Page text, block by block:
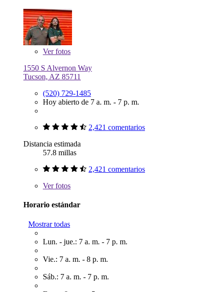
Verfotos
1550 S Alvernon Way
Tucson, AZ 85711
(520) 729-1485
Hoy abierto de 7 a. m. - 7 p. m.
2,421 comentarios
Distancia estimada
57.8 millas
2,421 comentarios
Verfotos
Horario estándar
Mostrar todas
Lun. - jue.: 7 a. m. - 7 p. m.
Vie.: 7 a. m. - 8 p. m.
Sáb.: 7 a. m. - 7 p. m.